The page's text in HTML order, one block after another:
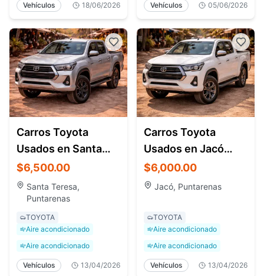
Vehículos 18/06/2026 Vehículos 05/06/2026
Carros Toyota
Usados en Santa
Teresa Costa Rica –
4x4 y Pickup
$6,500.00
Santa Teresa,
Puntarenas
TOYOTA
Aire acondicionado
Aire acondicionado
Vehículos 13/04/2026
Carros Toyota
Usados en Jacó
Costa Rica – Venta y
Clasificados
$6,000.00
Jacó, Puntarenas
TOYOTA
Aire acondicionado
Aire acondicionado
Vehículos 13/04/2026